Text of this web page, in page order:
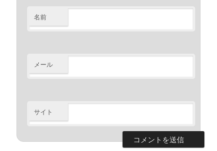
名前
メール
サイト